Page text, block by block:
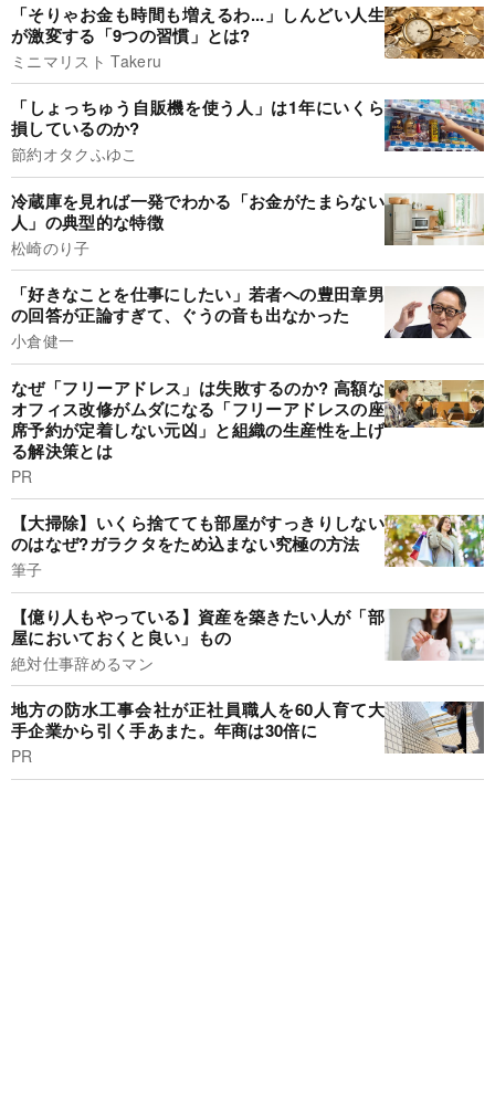
「そりゃお金も時間も増えるわ...」しんどい人生
が激変する「9つの習慣」とは?
ミニマリスト Takeru
「しょっちゅう自販機を使う人」は1年にいくら
損しているのか?
節約オタクふゆこ
冷蔵庫を見れば一発でわかる「お金がたまらない
人」の典型的な特徴
松崎のり子
「好きなことを仕事にしたい」若者への豊田章男
の回答が正論すぎて、ぐうの音も出なかった
小倉健一
なぜ「フリーアドレス」は失敗するのか? 高額な
オフィス改修がムダになる「フリーアドレスの座
席予約が定着しない元凶」と組織の生産性を上げ
る解決策とは
PR
【大掃除】いくら捨てても部屋がすっきりしない
のはなぜ?ガラクタをため込まない究極の方法
筆子
【億り人もやっている】資産を築きたい人が「部
屋においておくと良い」もの
絶対仕事辞めるマン
地方の防水工事会社が正社員職人を60人育て大
手企業から引く手あまた。年商は30倍に
PR